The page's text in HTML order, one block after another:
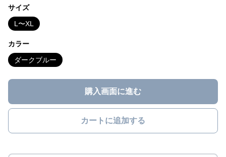
サイズ
L〜XL
カラー
ダークブルー
購入画面に進む
カートに追加する